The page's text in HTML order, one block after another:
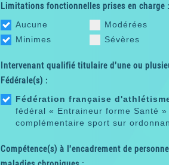
Limitations fonctionnelles prises en charge :
Aucune
Minimes
Modérées
Sévères
Intervenant qualifié titulaire d'une ou
Fédérale(s) :
Fédération française
fédéral « Entraineur forme Santé
complémentaire sport sur
Compétence(s) à l'encadrement de